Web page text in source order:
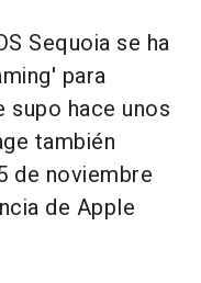
Sequoia se ha
para
hace unos
también
de noviembre
de Apple